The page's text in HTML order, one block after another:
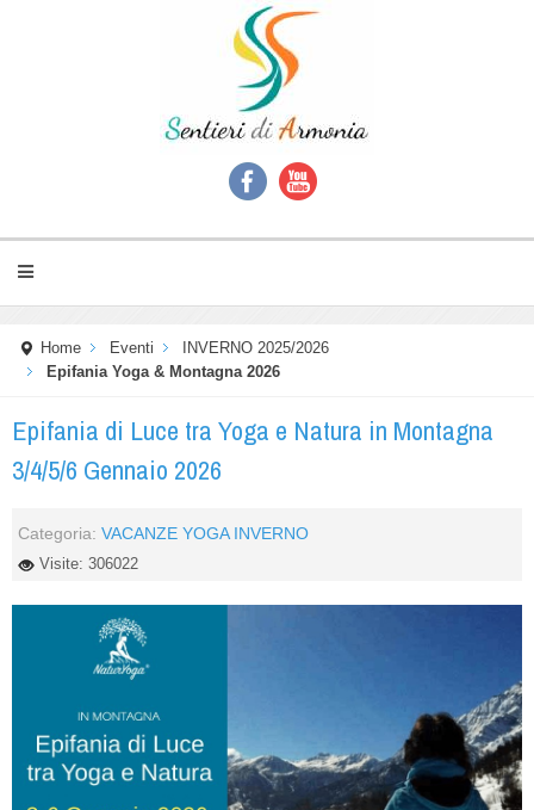
Home Eventi
INVERNO 2025/2026
Epifania Yoga & Montagna 2026
Epifania di Luce tra Yoga e Natura in Montagna
3/4/5/6 Gennaio 2026
Categoria: VACANZE YOGA INVERNO
Visite: 306022